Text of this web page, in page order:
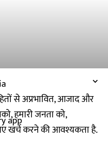
से अप्रभावित, आजाद और
हमारी जनता को,
खर्च करने की आवश्यकता है.
app